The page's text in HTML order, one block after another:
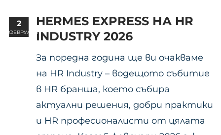
HERMES EXPRESS НА HR
INDUSTRY 2026
За поредна година ще ви очакваме
на HR Industry – водещото събитие
в HR бранша, което събира
актуални решения, добри практики
и HR професионалисти от цялата
2
ФЕВРУАРИ